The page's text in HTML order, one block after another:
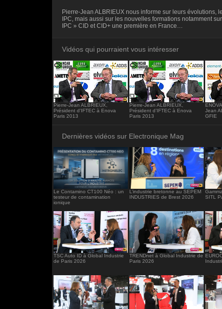
frameborder="0"></iframe>
Pierre-Jean ALBRIEUX nous informe sur leurs évolutions,
IPC, mais aussi sur les nouvelles formations notamment
IPC » CID et CID+ une première en France…
Vidéos qui pourraient vous intéresser
Pierre-Jean ALBRIEUX,
Président d'IFTEC à Enova
Paris 2013
Pierre-Jean ALBRIEUX,
Président d’IFTEC à Enova
Paris 2013
Jean
GFIE
Dernières vidéos sur Electronique Mag
Le Contamino CT100 Néo : un
testeur de contamination
ionique
L’industrie bretonne au SEPEM
INDUSTRIES de Brest 2026
SITL
TSC Auto ID à Global Industrie
de Paris 2026
TRENDnet à Global Industrie de
Paris 2026